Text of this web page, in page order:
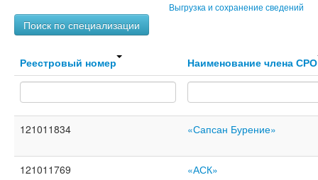
Выгрузка и сохранение сведений
Поиск по специализации
Реестровый номер Наименование члена СРО
121011834 «Сапсан Бурение»
121011769 «АСК»